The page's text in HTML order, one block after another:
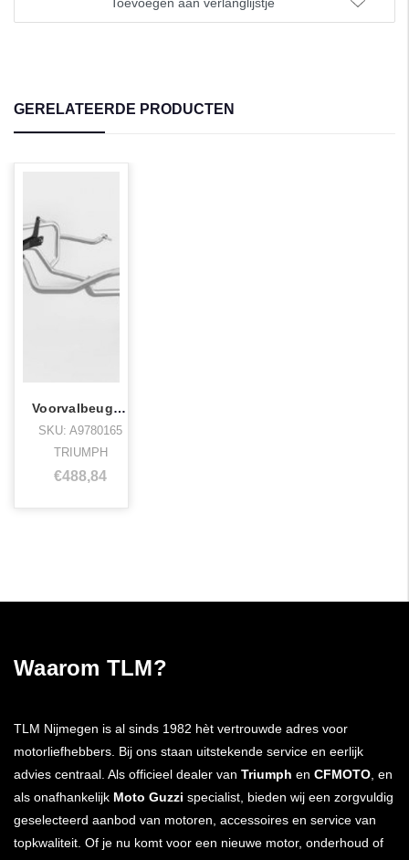
GERELATEERDE PRODUCTEN
Voorvalbeugelset Tiger 900 >24 Boven
SKU: A9780165
TRIUMPH
€488,84
Waarom TLM?
TLM Nijmegen is al sinds 1982 hèt vertrouwde adres voor
motorliefhebbers. Bij ons staan uitstekende service en eerlijk
advies centraal. Als officieel dealer van Triumph en CFMOTO , en
als onafhankelijk Moto Guzzi specialist, bieden wij een zorgvuldig
geselecteerd aanbod van motoren, accessoires en service van
topkwaliteit. Of je nu komt voor een nieuwe motor, onderhoud of